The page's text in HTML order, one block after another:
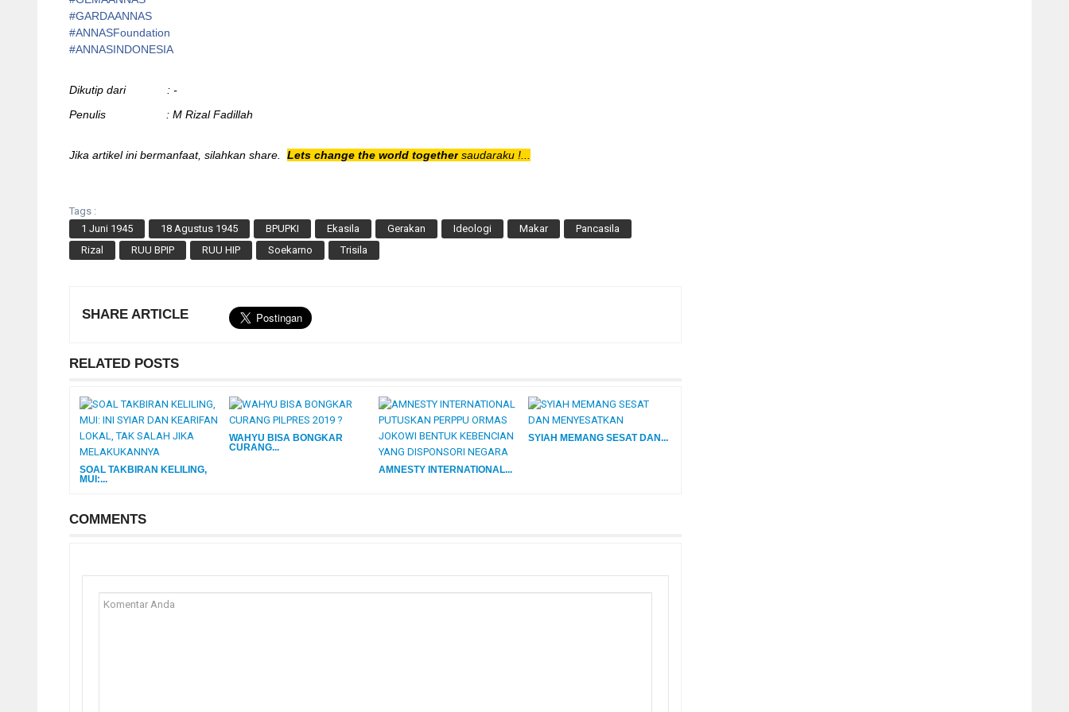
#GARDAANNAS
#ANNASFoundation
#ANNASINDONESIA
Dikutip dari : -
Penulis : M Rizal Fadillah
Jika artikel ini bermanfaat, silahkan share. Lets change the world together saudaraku !...
Tags :
1 Juni 1945
18 Agustus 1945 BPUPKI Ekasila Gerakan Ideologi Makar
Pancasila
Rizal
RUU BPIP RUU HIP Soekarno Trisila
SHARE ARTICLE
RELATED POSTS
SOAL TAKBIRAN KELILING,
MUI:...
WAHYU BISA BONGKAR
CURANG...
AMNESTY INTERNATIONAL...
SYIAH MEMANG SESAT DAN...
COMMENTS